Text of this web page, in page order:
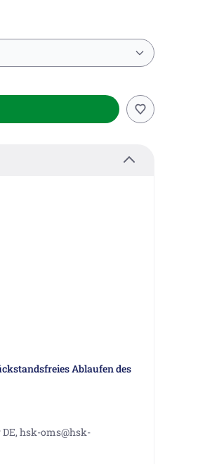
Ablaufen des
hsk-oms@hsk-